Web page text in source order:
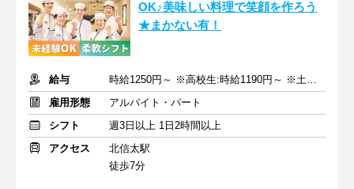
OK♪美味しい料理で笑顔を作ろう
★まかない有！
給与
時給1250円～ ※高校生:時給1190円～ ※土日祝+50円
雇用形態
アルバイト・パート
シフト
週3日以上 1日2時間以上
アクセス
北信太駅
徒歩7分